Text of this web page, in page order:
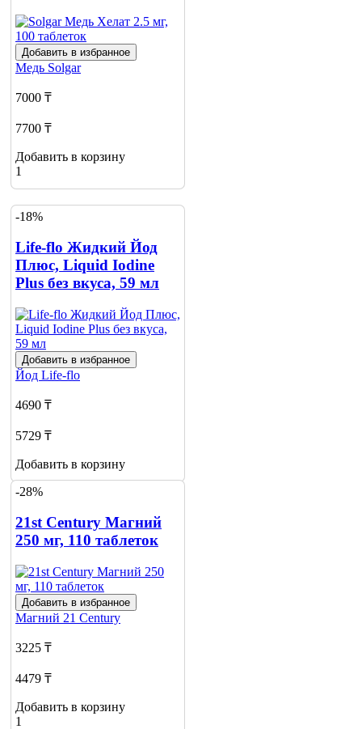
Добавить в избранное
Медь Solgar
7000 ₸
7700 ₸
Добавить в корзину
1
-18%
Life-flo Жидкий Йод
Плюс, Liquid Iodine
Plus без вкуса, 59 мл
Добавить в избранное
Йод Life-flo
4690 ₸
5729 ₸
Добавить в корзину
-28%
21st Century Магний
250 мг, 110 таблеток
Добавить в избранное
Магний 21 Century
3225 ₸
4479 ₸
Добавить в корзину
1